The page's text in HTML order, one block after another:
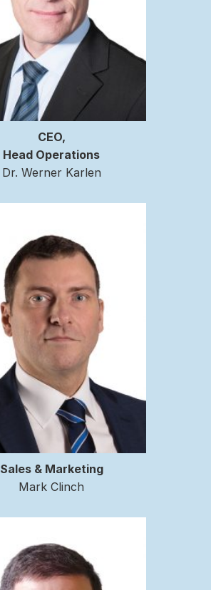
CEO,
Head Operations
Dr. Werner Karlen
Sales & Marketing
Mark Clinch